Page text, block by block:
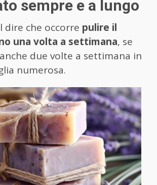
sempre e a lungo
dire che occorre pulire il
una volta a settimana, se
due volte a settimana in
numerosa.